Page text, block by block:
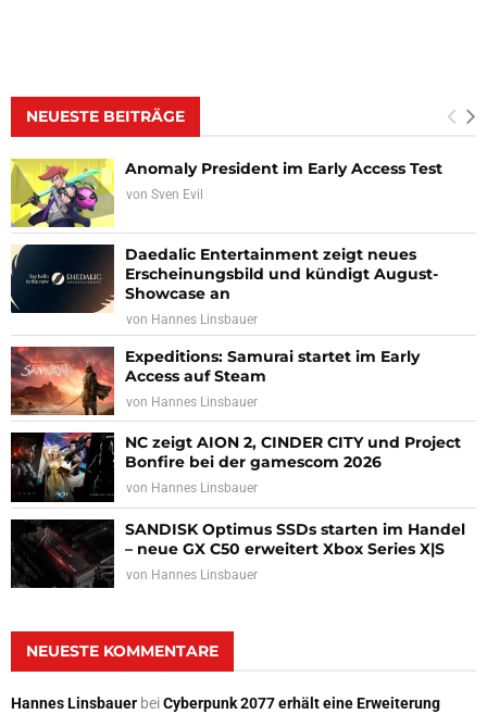
NEUESTE BEITRÄGE
Anomaly President im Early Access Test
von Sven Evil
Daedalic Entertainment zeigt neues
Erscheinungsbild und kündigt August-
Showcase an
von Hannes Linsbauer
Expeditions: Samurai startet im Early
Access auf Steam
von Hannes Linsbauer
NC zeigt AION 2, CINDER CITY und Project
Bonfire bei der gamescom 2026
von Hannes Linsbauer
SANDISK Optimus SSDs starten im Handel
– neue GX C50 erweitert Xbox Series X|S
von Hannes Linsbauer
NEUESTE KOMMENTARE
Hannes Linsbauer beiCyberpunk 2077 erhält eine Erweiterung